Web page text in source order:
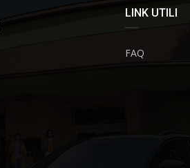
LINK UTILI
FAQ